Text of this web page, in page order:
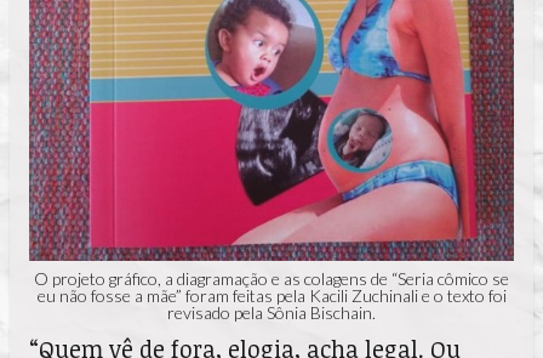
O projeto gráfico, a diagramação e as colagens de “Seria cômico se
eu não fosse a mãe” foram feitas pela Kacili Zuchinali e o texto foi
revisado pela Sônia Bischain.
“Quem vê de fora, elogia, acha legal. Ou